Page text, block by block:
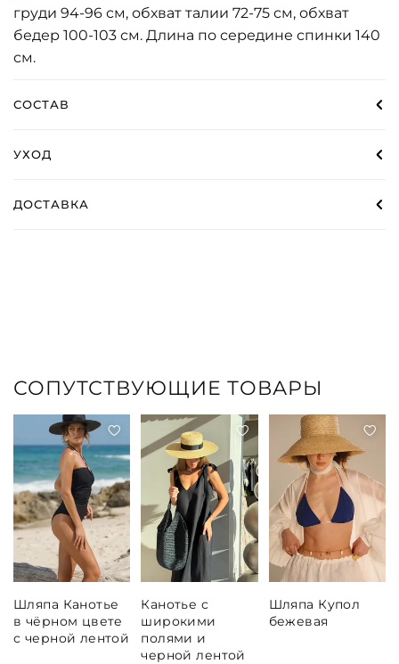
груди 94-96 см, обхват талии 72-75 см, обхват
бедер 100-103 см. Длина по середине спинки 140
см.
СОСТАВ
УХОД
ДОСТАВКА
СОПУТСТВУЮЩИЕ ТОВАРЫ
Шляпа Канотье
в чёрном цвете
с черной лентой
Канотье с
широкими
полями и
черной лентой
Шляпа Купол
бежевая